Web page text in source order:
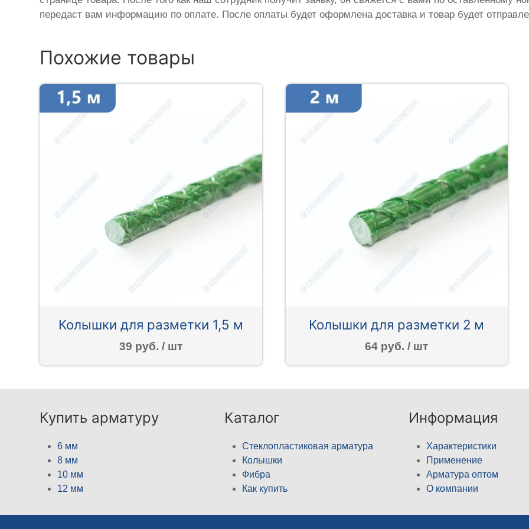
передаст вам информацию по оплате. После оплаты будет оформлена доставка и товар будет
Похожие товары
Колышки для разметки 1,5 м
39 руб. / шт
Колышки для разметки 2 м
64 руб. / шт
Купить арматуру
6 мм
8 мм
10 мм
12 мм
Каталог
Стеклопластиковая арматура
Колышки
Фибра
Как купить
Информация
Характеристики
Применение
Арматура оптом
О компании